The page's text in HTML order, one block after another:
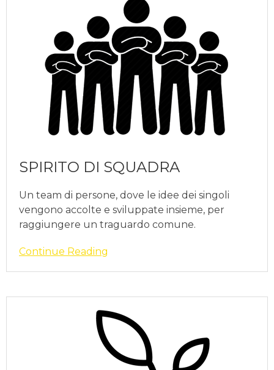
SPIRITO DI SQUADRA
Un team di persone, dove le idee dei singoli
vengono accolte e sviluppate insieme, per
raggiungere un traguardo comune.
Continue Reading